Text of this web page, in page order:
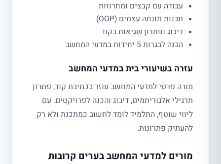
עבודה עם קבצים ומחרוזות
תכנות מונחה עצמים (OOP)
דיבוג ופתרון שגיאות בקוד
הכנה לבגרות 5 יחידות במדעי המחשב
עזרה בשיעורי בית במדעי המחשב
מורה פרטי למדעי המחשב עוזר בכתיבת קוד, פתרון
תרגילי אלגוריתמים, דיבוג והכנה לפרויקטים. עם
ליווי שוטף, התלמיד לומד לחשוב כמתכנת ולא רק
להעתיק פתרונות.
מורים למדעי המחשב בערים קרובות